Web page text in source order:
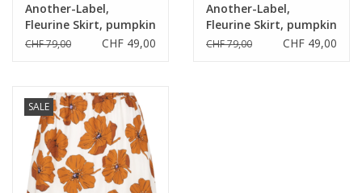
Another-Label,
Fleurine Skirt, pumpkin
flower, L
CHF 79,00 CHF 49,00
Another-Label,
Fleurine Skirt, pumpkin
flower, M
CHF 79,00 CHF 49,00
SALE